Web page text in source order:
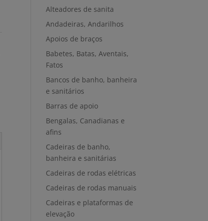
Alteadores de sanita
Andadeiras, Andarilhos
Apoios de braços
Babetes, Batas, Aventais,
Fatos
Bancos de banho, banheira
e sanitários
Barras de apoio
Bengalas, Canadianas e
afins
Cadeiras de banho,
banheira e sanitárias
Cadeiras de rodas elétricas
Cadeiras de rodas manuais
Cadeiras e plataformas de
elevação